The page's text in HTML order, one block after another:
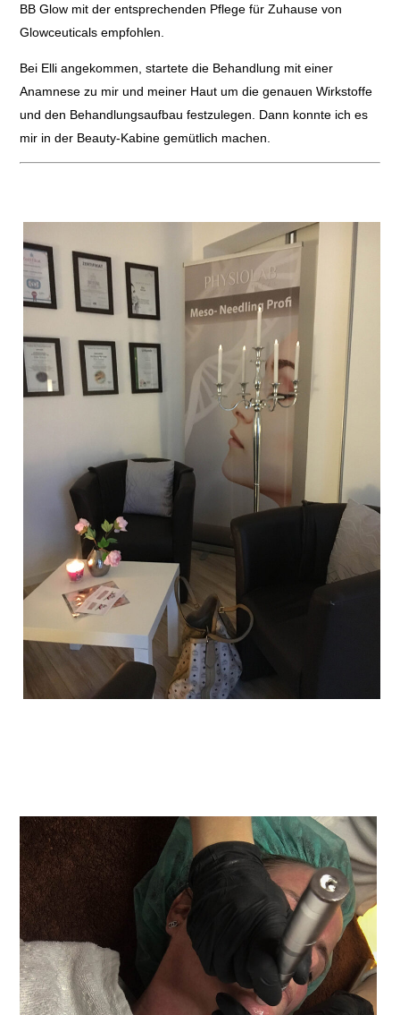
BB Glow mit der entsprechenden Pflege für Zuhause von
Glowceuticals empfohlen.
Bei Elli angekommen, startete die Behandlung mit einer
Anamnese zu mir und meiner Haut um die genauen Wirkstoffe
und den Behandlungsaufbau festzulegen. Dann konnte ich es
mir in der Beauty-Kabine gemütlich machen.